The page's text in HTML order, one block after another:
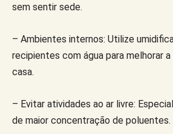
sem sentir sede.
– Ambientes internos: Utilize
recipientes com água para melhorar
casa.
– Evitar atividades ao ar livre:
de maior concentração de poluentes.